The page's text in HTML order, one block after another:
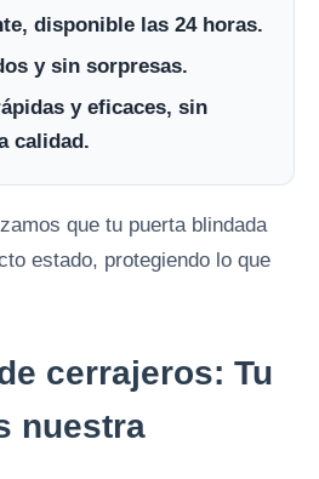
disponible las 24 horas.
y sin sorpresas.
y eficaces, sin
calidad.
que tu puerta blindada
estado, protegiendo lo que
cerrajeros: Tu
nuestra